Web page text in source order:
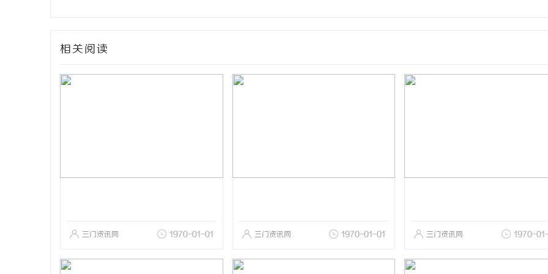
相关阅读
三门资讯网 1970-01-01 三门资讯网 1970-01-01 三门资讯网 1970-